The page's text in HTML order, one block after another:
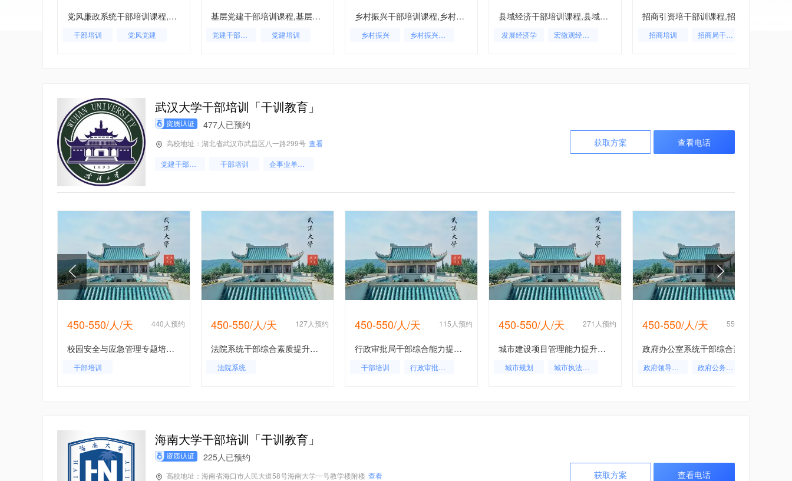
党风廉政系统干部培训课程,党风廉政系统干部培训,党风廉政系统工作人员培训
干部培训 党风党建
基层党建干部培训课程,基层党建干部培训方案,基层党建工作人员培训
党建干部培训
党建培训
乡村振兴干部培训课程,乡村振兴干部培训计划方案,乡村振兴工作人员培训
乡村振兴 乡村振兴培训
县域经济干部培训课程,县域经济干部培训计划方案,县域经济工作人员培训学习
发展经济学 宏微观经济学 招商培训 招商局干部培训
获取方案 查看电话
武汉大学干部培训「干训教育」
477人已预约
高校地址：湖北省武汉市武昌区八一路299号 查看
党建干部培训 干部培训 企事业单位干部培训
450-550/人/天 440人预约
校园安全与应急管理专题培训班
干部培训
450-550/人/天 127人预约
法院系统干部综合素质提升培训班
法院系统
450-550/人/天 115人预约
行政审批局干部综合能力提升培训班
干部培训 行政审批局干部
450-550/人/天 271人预约
城市建设项目管理能力提升培训班
城市规划 城市执法管理
450-550/人/天 558人预约
政府领导培训
政府公务员培训
获取方案 查看电话
海南大学干部培训「干训教育」
225人已预约
高校地址：海南省海口市人民大道58号海南大学一号教学楼附楼 查看